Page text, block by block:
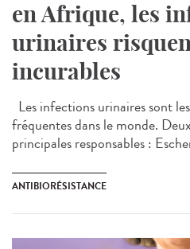
en Afrique, les
urinaires
incurables
Les infections urinaires sont
fréquentes dans le monde.
principales responsables :
ANTIBIORÉSISTANCE